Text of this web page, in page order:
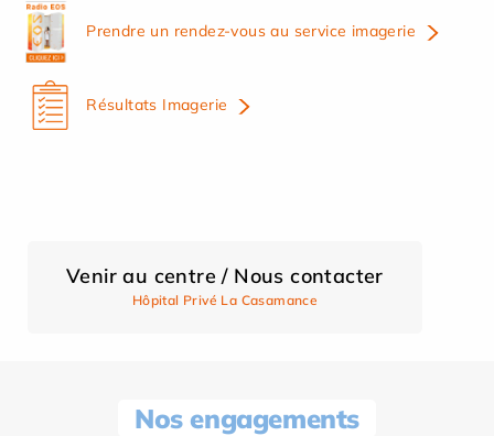
Prendre un rendez-vous au service imagerie
Résultats Imagerie
Venir au centre / Nous contacter
Hôpital Privé La Casamance
Nos engagements